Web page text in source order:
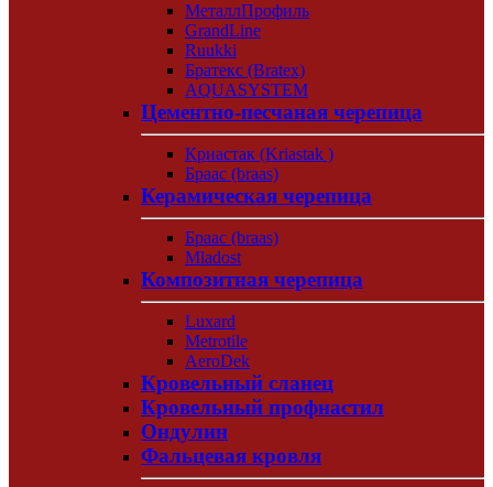
МеталлПрофиль
GrandLine
Ruukki
Братекс (Bratex)
AQUASYSTEM
Цементно-песчаная черепица
Криастак (Kriastak )
Браас (braas)
Керамическая черепица
Браас (braas)
Mladost
Композитная черепица
Luxard
Metrotile
AeroDek
Кровельный сланец
Кровельный профнастил
Ондулин
Фальцевая кровля